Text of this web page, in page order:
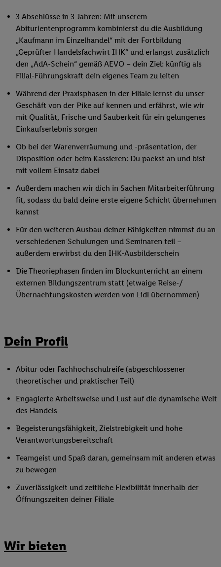
3 Abschlüsse in 3 Jahren: Mit unserem
Abiturientenprogramm kombinierst du die Ausbildung
„Kaufmann im Einzelhandel“ mit der Fortbildung
„Geprüfter Handelsfachwirt IHK“ und erlangst zusätzlich
den „AdA-Schein“ gemäß AEVO – dein Ziel: künftig als
Filial-Führungskraft dein eigenes Team zu leiten
Während der Praxisphasen in der Filiale lernst du unser
Geschäft von der Pike auf kennen und erfährst, wie wir
mit Qualität, Frische und Sauberkeit für ein gelungenes
Einkaufserlebnis sorgen
Ob bei der Warenverräumung und -präsentation, der
Disposition oder beim Kassieren: Du packst an und bist
mit vollem Einsatz dabei
Außerdem machen wir dich in Sachen Mitarbeiterführung
fit, sodass du bald deine erste eigene Schicht übernehmen
kannst
Für den weiteren Ausbau deiner Fähigkeiten nimmst du an
verschiedenen Schulungen und Seminaren teil –
außerdem erwirbst du den IHK-Ausbilderschein
Die Theoriephasen finden im Blockunterricht an einem
externen Bildungszentrum statt (etwaige Reise-/
Übernachtungskosten werden von Lidl übernommen)
Dein Profil
Abitur oder Fachhochschulreife (abgeschlossener
theoretischer und praktischer Teil)
Engagierte Arbeitsweise und Lust auf die dynamische Welt
des Handels
Begeisterungsfähigkeit, Zielstrebigkeit und hohe
Verantwortungsbereitschaft
Teamgeist und Spaß daran, gemeinsam mit anderen etwas
zu bewegen
Zuverlässigkeit und zeitliche Flexibilität innerhalb der
Öffnungszeiten deiner Filiale
Wir bieten